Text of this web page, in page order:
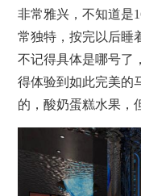
非常雅兴，不知道是
常独特，按完以后睡
不记得具体是哪号了
得体验到如此完美的
的，酸奶蛋糕水果，